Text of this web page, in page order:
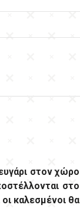
στον χώρο
στο
καλεσμένοι θα